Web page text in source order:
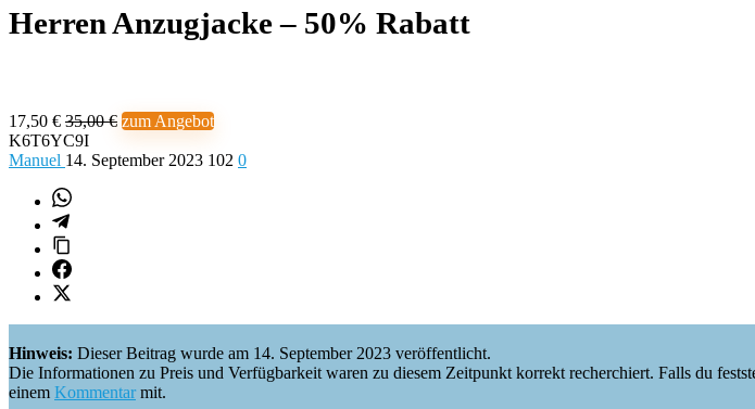
Herren Anzugjacke – 50% Rabatt
17,50 € 35,00 € zum Angebot
K6T6YC9I
Manuel 14. September 2023 102 0
Hinweis: Dieser Beitrag wurde am 14. September 2023 veröffentlicht.
Die Informationen zu Preis und Verfügbarkeit waren zu diesem Zeitpunkt korrekt recherchiert. Falls du
einem Kommentarmit.